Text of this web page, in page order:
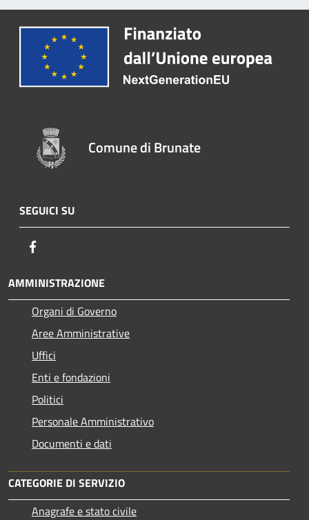
Comune di Brunate
SEGUICI SU
AMMINISTRAZIONE
Organi di Governo
Aree Amministrative
Uffici
Enti e fondazioni
Politici
Personale Amministrativo
Documenti e dati
CATEGORIE DI SERVIZIO
Anagrafe e stato civile